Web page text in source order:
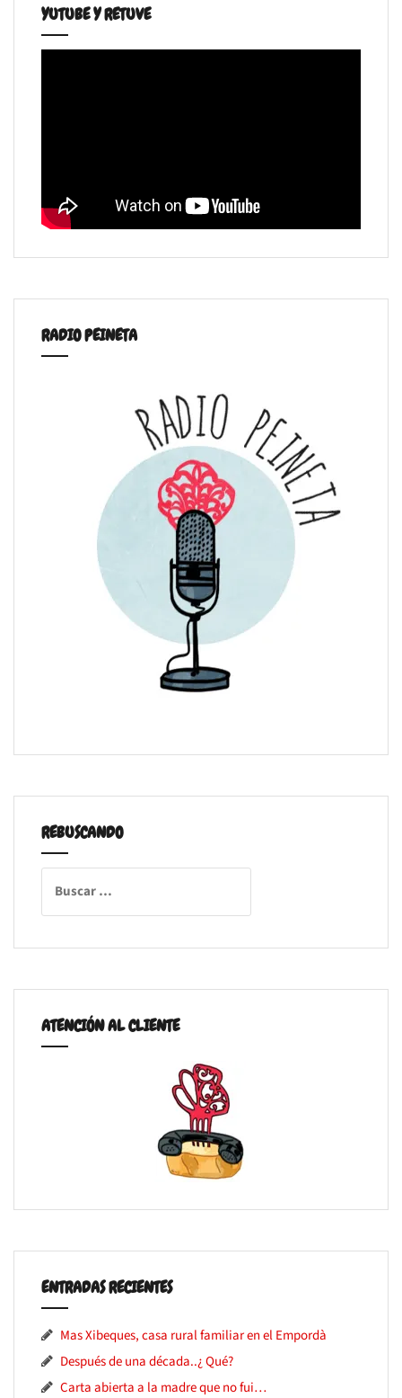
YUTUBE Y RETUVE
RADIO PEINETA
REBUSCANDO
ATENCIÓN AL CLIENTE
ENTRADAS RECIENTES
Mas Xibeques, casa rural familiar en el Empordà
Después de una década..¿ Qué?
Carta abierta a la madre que no fui…